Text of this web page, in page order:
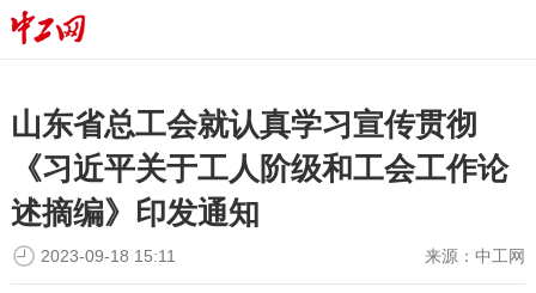
山东省总工会就认真学习宣传贯彻
《习近平关于工人阶级和工会工作论
述摘编》印发通知
来源：中工网
2023-09-18 15:11